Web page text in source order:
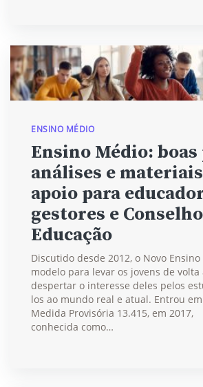
ENSINO MÉDIO
Ensino Médio:
análises e
apoio para
gestores e
Educação
Discutido desde 2012, o Novo
modelo para levar os jovens de volta
despertar o interesse deles pelos
los ao mundo real e atual. Entrou
Medida Provisória 13.415, em 2017,
conhecida como…